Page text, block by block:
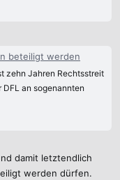
beteiligt werden
zehn Jahren Rechtsstreit
an sogenannten
damit letztendlich
werden dürfen.